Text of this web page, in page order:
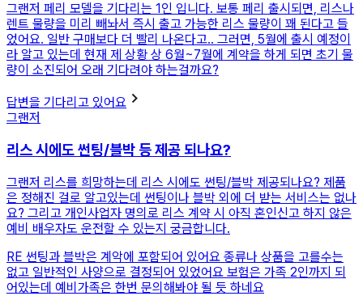
그랜저 페리 모델을 기다리는 1인 입니다. 보통 페리 출시되면, 리스나
렌트 물량을 미리 빼놔서 즉시 출고 가능한 리스 물량이 꽤 된다고 들
었어요. 일반 구매보다 더 빨리 나온다고.. 그러면, 5월에 출시 예정이
라 알고 있는데 현재 제 상황 상 6월~7월에 계약을 하게 되면 초기 물
량이 소진되어 오래 기다려야 하는걸까요?
답변을 기다리고 있어요
그랜저
리스 시에도 썬팅/블박 등 제공 되나요?
그랜저 리스를 희망하는데 리스 시에도 썬팅/블박 제공되나요? 제품
은 정해진 걸로 알고있는데 썬팅이나 블박 외에 더 받는 서비스는 없나
요? 그리고 개인사업자 명의로 리스 계약 시 아직 혼인신고 하지 않은
예비 배우자도 운전할 수 있는지 궁금합니다.
RE 썬팅과 블박은 계악에 포함되어 있어요 종류나 상품을 고를수는
없고 일반적인 사양으로 결정되어 있었어요 보험은 가족 2인까지 되
어있는데 예비가족은 한번 문의해봐야 될 듯 하네요